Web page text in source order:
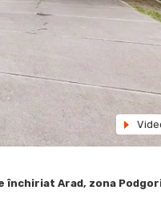
închiriat Arad, zona